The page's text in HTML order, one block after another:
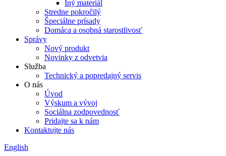
Iný materiál
Stredne pokročilý
Špeciálne prísady
Domáca a osobná starostlivosť
Správy
Nový produkt
Novinky z odvetvia
Služba
Technický a popredajný servis
O nás
Úvod
Výskum a vývoj
Sociálna zodpovednosť
Pridajte sa k nám
Kontaktujte nás
English